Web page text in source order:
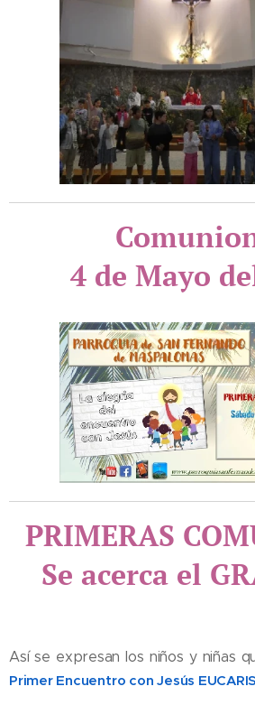
4 de Mayo
PRIMERAS
Se acerca el
Así se expresan los niños y niñas
Primer Encuentro con Jesús